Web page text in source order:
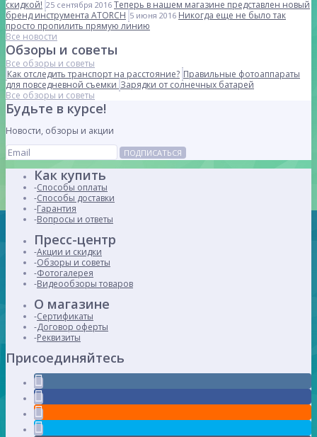
скидкой! 25 сентября 2016 Теперь в нашем магазине представлен новый
бренд инструмента ATORCH 5 июня 2016 Никогда еще не было так
просто пропилить прямую линию
Все новости
Обзоры и советы
Все обзоры и советы
Как отследить транспорт на расстояние? Правильные фотоаппараты
для повседневной съемки Зарядки от солнечных батарей
Все обзоры и советы
Будьте в курсе!
Новости, обзоры и акции
ПОДПИСАТЬСЯ
Как купить
Способы оплаты
Способы доставки
Гарантия
Вопросы и ответы
Пресс-центр
Акции и скидки
Обзоры и советы
Фотогалерея
Видеообзоры товаров
О магазине
Сертификаты
Договор оферты
Реквизиты
Присоединяйтесь